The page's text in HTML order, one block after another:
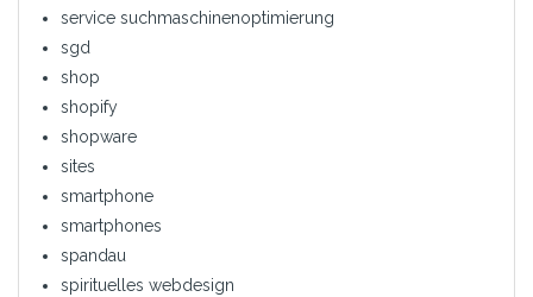
service suchmaschinenoptimierung
sgd
shop
shopify
shopware
sites
smartphone
smartphones
spandau
spirituelles webdesign